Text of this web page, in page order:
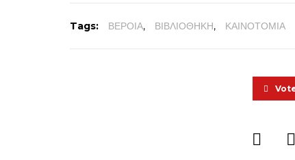
Tags: ΒΕΡΟΙΑ, ΒΙΒΛΙΟΘΗΚΗ, ΚΑΙΝΟΤΟΜΙΑ